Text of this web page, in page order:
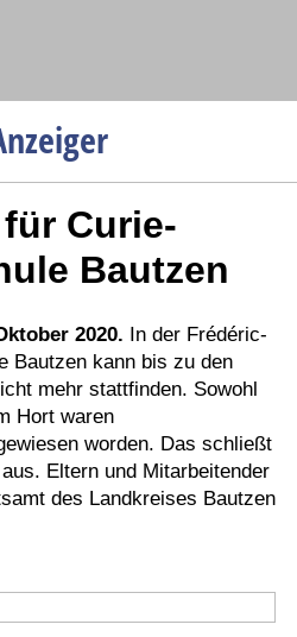
Curie-
Bautzen
2020. In der Frédéric-
Bautzen kann bis zu den
mehr stattfinden. Sowohl
Hort waren
worden. Das schließt
Eltern und Mitarbeitender
des Landkreises Bautzen